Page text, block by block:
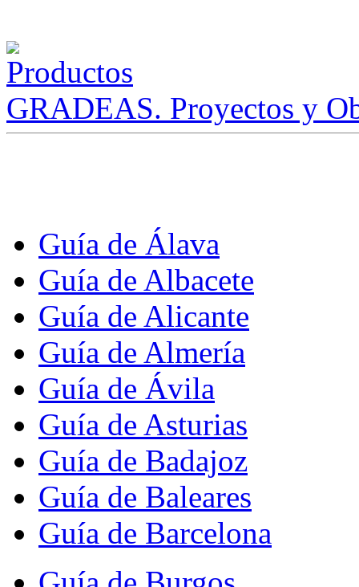
GRADEAS. Proyectos y
Guía de Álava
Guía de Albacete
Guía de Alicante
Guía de Almería
Guía de Ávila
Guía de Asturias
Guía de Badajoz
Guía de Baleares
Guía de Barcelona